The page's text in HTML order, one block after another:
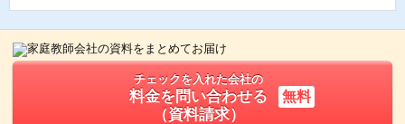
チェックを入れた会社の
料金を問い合わせる
（資料請求）
無料